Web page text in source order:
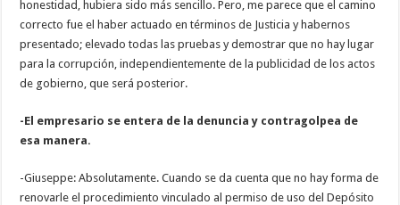
honestidad, hubiera sido más sencillo. Pero, me parece que el camino
correcto fue el haber actuado en términos de Justicia y habernos
presentado; elevado todas las pruebas y demostrar que no hay lugar
para la corrupción, independientemente de la publicidad de los actos
de gobierno, que será posterior.
-El empresario se entera de la denuncia y contragolpea de
esa manera.
-Giuseppe: Absolutamente. Cuando se da cuenta que no hay forma de
renovarle el procedimiento vinculado al permiso de uso del Depósito